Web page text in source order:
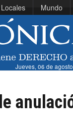
Locales Mundo
Jueves, 06 de